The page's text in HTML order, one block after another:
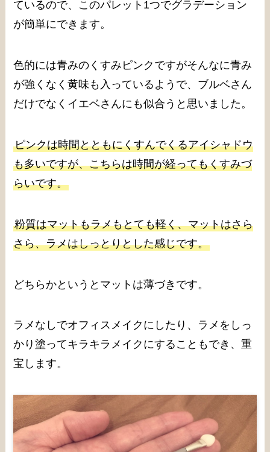
ているので、このパレット1つでグラデーション
が簡単にできます。
色的には青みのくすみピンクですがそんなに青み
が強くなく黄味も入っているようで、ブルベさん
だけでなくイエベさんにも似合うと思いました。
ピンクは時間とともにくすんでくるアイシャドウ
も多いですが、こちらは時間が経ってもくすみづ
らいです。
粉質はマットもラメもとても軽く、マットはさら
さら、ラメはしっとりとした感じです。
どちらかというとマットは薄づきです。
ラメなしでオフィスメイクにしたり、ラメをしっ
かり塗ってキラキラメイクにすることもでき、重
宝します。